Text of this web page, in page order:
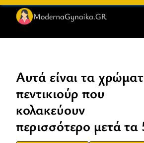
Skip
content
Αυτά είναι τα
πεντικιούρ που
κολακεύουν
περισσότερο μετά τα